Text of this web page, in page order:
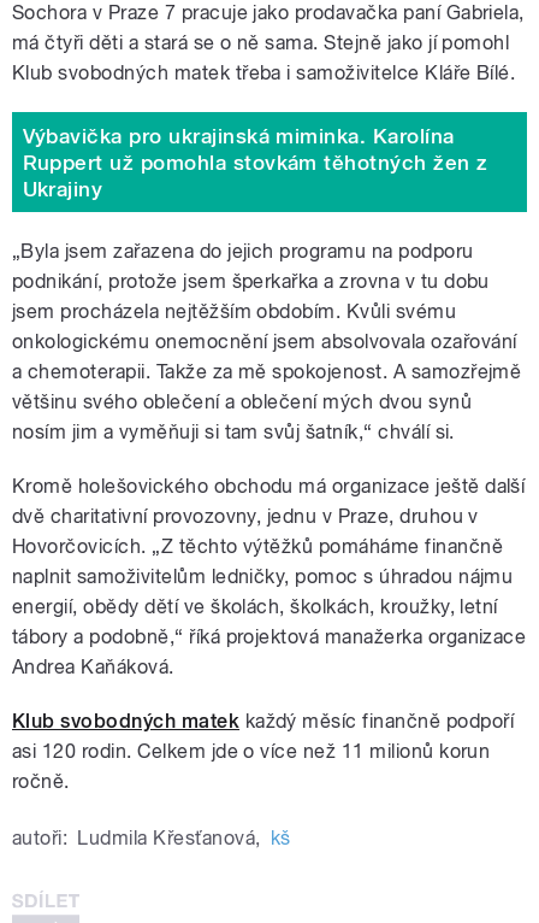
Sochora v Praze 7 pracuje jako prodavačka paní Gabriela,
má čtyři děti a stará se o ně sama. Stejně jako jí pomohl
Klub svobodných matek třeba i samoživitelce Kláře Bílé.
Výbavička pro ukrajinská miminka. Karolína
Ruppert už pomohla stovkám těhotných žen z
Ukrajiny
„Byla jsem zařazena do jejich programu na podporu
podnikání, protože jsem šperkařka a zrovna v tu dobu
jsem procházela nejtěžším obdobím. Kvůli svému
onkologickému onemocnění jsem absolvovala ozařování
a chemoterapii. Takže za mě spokojenost. A samozřejmě
většinu svého oblečení a oblečení mých dvou synů
nosím jim a vyměňuji si tam svůj šatník,“ chválí si.
Kromě holešovického obchodu má organizace ještě další
dvě charitativní provozovny, jednu v Praze, druhou v
Hovorčovicích. „Z těchto výtěžků pomáháme finančně
naplnit samoživitelům ledničky, pomoc s úhradou nájmu
energií, obědy dětí ve školách, školkách, kroužky, letní
tábory a podobně,“ říká projektová manažerka organizace
Andrea Kaňáková.
Klub svobodných matek každý měsíc finančně podpoří
asi 120 rodin. Celkem jde o více než 11 milionů korun
ročně.
autoři: Ludmila Křesťanová, kš